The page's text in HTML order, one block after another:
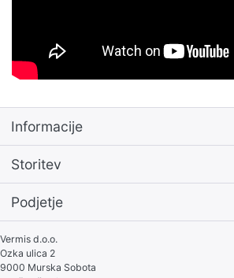
Informacije
Storitev
Podjetje
Vermis d.o.o.
Ozka ulica 2
9000 Murska Sobota